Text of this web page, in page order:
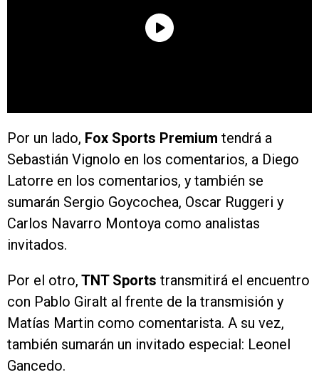
Por un lado, Fox Sports Premium tendrá a
Sebastián Vignolo en los comentarios, a Diego
Latorre en los comentarios, y también se
sumarán Sergio Goycochea, Oscar Ruggeri y
Carlos Navarro Montoya como analistas
invitados.
Por el otro, TNT Sports transmitirá el encuentro
con Pablo Giralt al frente de la transmisión y
Matías Martin como comentarista. A su vez,
también sumarán un invitado especial: Leonel
Gancedo.